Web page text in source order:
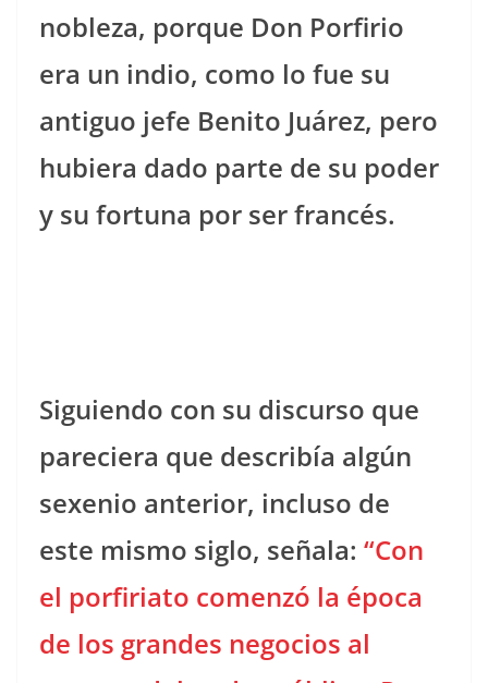
nobleza, porque Don Porfirio
era un indio, como lo fue su
antiguo jefe Benito Juárez, pero
hubiera dado parte de su poder
y su fortuna por ser francés.
Siguiendo con su discurso que
pareciera que describía algún
sexenio anterior, incluso de
este mismo siglo, señala: “Con
el porfiriato comenzó la época
de los grandes negocios al